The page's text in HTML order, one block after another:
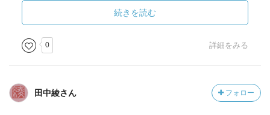
書かれた時代が古いこともあるが、読みづらい文章だっ
た。悪くはないんだが、もっと山の風景や風に酔ってみた
かった。
さて、尾崎喜八の詩は、普通に本屋の棚には見つからな
い。このブクログの検索では該当するが、アマゾンのお世
続きを読む
0 詳細をみる
田中綾さん フォロー